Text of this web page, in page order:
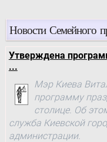
Новости Семейного
Утверждена
...
Мэр Киева
программу
столице. Об
служба Киевской
администрации.